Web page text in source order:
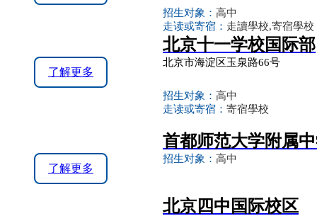
招生对象： 高中
走读或寄宿： 走讀學校,寄宿學校
了解更多
北京十一学校国际部
北京市海淀区玉泉路66号
招生对象： 高中
走读或寄宿： 寄宿學校
了解更多
首都师范大学附属
招生对象： 高中
北京四中国际校区